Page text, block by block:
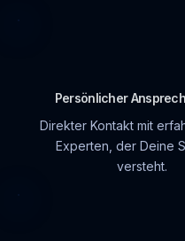
Persönlicher
Direkter Kontakt mit
Experten, der Deine
versteht.